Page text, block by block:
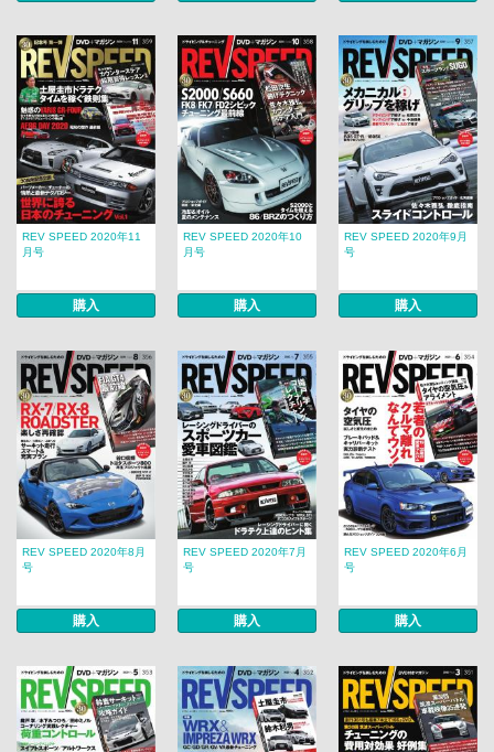
REV SPEED 2020年11
月号
購入
REV SPEED 2020年10
月号
購入
REV SPEED 2020年9月
号
購入
REV SPEED 2020年8月
号
購入
REV SPEED 2020年7月
号
購入
REV SPEED 2020年6月
号
購入